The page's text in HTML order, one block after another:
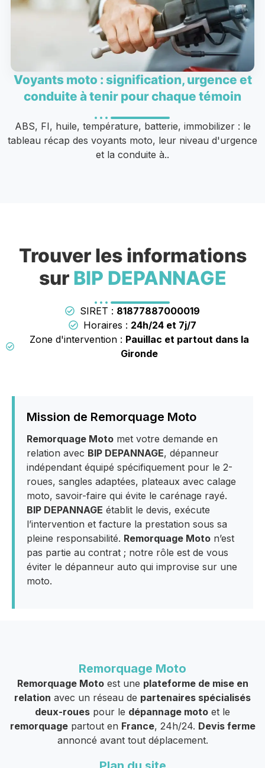
Voyants moto : signification, urgence et
conduite à tenir pour chaque témoin
ABS, FI, huile, température, batterie, immobilizer : le
tableau récap des voyants moto, leur niveau d'urgence
et la conduite à..
Trouver les informations
sur BIP DEPANNAGE
SIRET : 81877887000019
Horaires : 24h/24 et 7j/7
Zone d'intervention : Pauillac et partout dans la
Gironde
Mission de Remorquage Moto
Remorquage Moto met votre demande en
relation avec BIP DEPANNAGE, dépanneur
indépendant équipé spécifiquement pour le 2-
roues, sangles adaptées, plateaux avec calage
moto, savoir-faire qui évite le carénage rayé.
BIP DEPANNAGE établit le devis, exécute
l’intervention et facture la prestation sous sa
pleine responsabilité. Remorquage Moto n’est
pas partie au contrat ; notre rôle est de vous
éviter le dépanneur auto qui improvise sur une
moto.
Remorquage Moto
Remorquage Motoest une plateforme de mise en
relation avec un réseau de partenaires spécialisés
deux-roues pour le dépannage moto et le
remorquagepartout en France, 24h/24. Devis ferme
annoncé avant tout déplacement.